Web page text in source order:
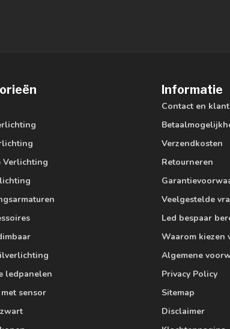
Verlichting
ledpanelen
sensor
Informatie
Contact en
Verzendkosten
Retourneren
Veelgestelde
Led bespaar
Waarom kiezen
Algemene
Privacy Policy
Sitemap
Disclaimer